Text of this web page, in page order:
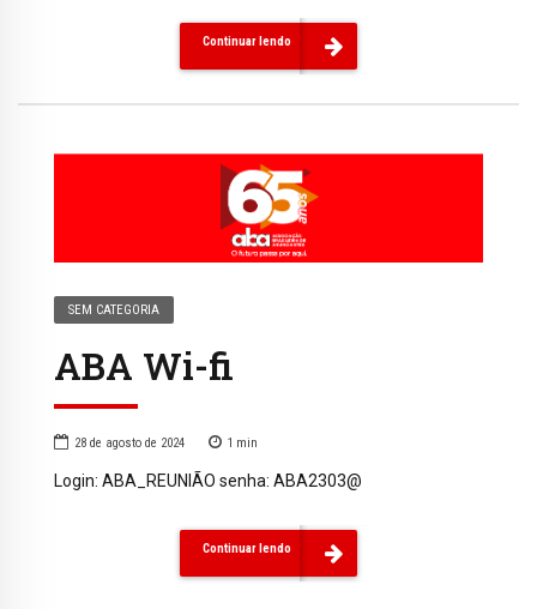
Continuar lendo
SEM CATEGORIA
ABA Wi-fi
28 de agosto de 2024 1 min
Login: ABA_REUNIÃO senha: ABA2303@
Continuar lendo